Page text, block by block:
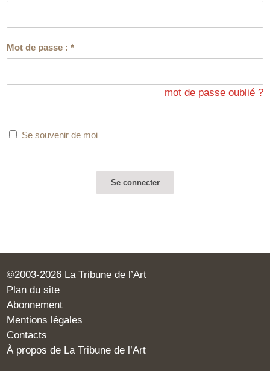
Mot de passe :*
mot de passe oublié ?
Se souvenir de moi
©2003-2026 La Tribune de l’Art
Plan du site
Abonnement
Mentions légales
Contacts
À propos de La Tribune de l’Art